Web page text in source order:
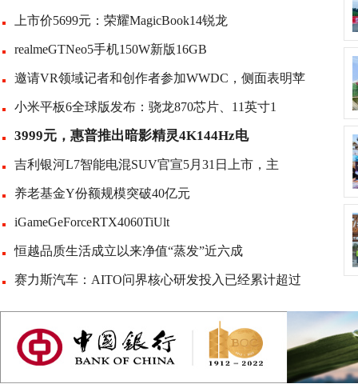
上市价5699元：荣耀MagicBook14锐龙
realmeGTNeo5手机150W新版16GB
邀请VR领域记者和创作者参加WWDC，侧面表明苹
小米平板6全球版发布：骁龙870芯片、11英寸1
3999元，惠普推出暗影精灵4K144Hz电
吉利银河L7智能电混SUV官宣5月31日上市，主
养老基金Y份额规模突破40亿元
iGameGeForceRTX4060TiUlt
恒越品质生活成立以来净值“蒸发”近六成
赛力斯汽车：AITO问界核心研发投入已经累计超过